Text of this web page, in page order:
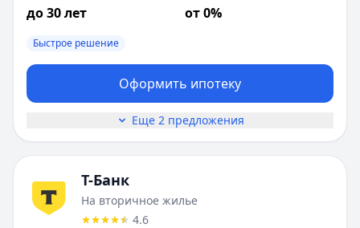
до 30 лет от 0%
Быстрое решение
Оформить ипотеку
Еще 2 предложения
Т-Банк
На вторичное жилье
4.6